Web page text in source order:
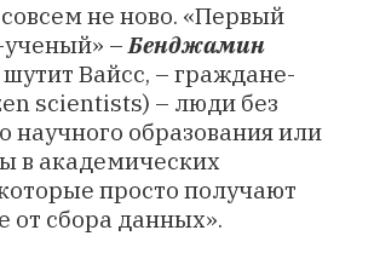
не ново. «Первый
ученый» –Бенджамин
шутит Вайсс, – граждане-
scientists) – люди без
научного образования или
в академических
просто получают
от сбора данных».